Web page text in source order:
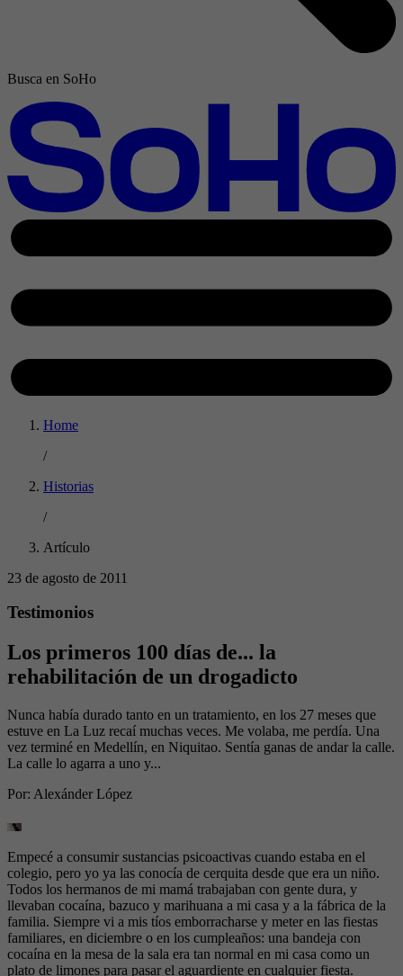
Busca en SoHo
Home
/
Historias
/
Artículo
23 de agosto de 2011
Testimonios
Los primeros 100 días de... la
rehabilitación de un drogadicto
Nunca había durado tanto en un tratamiento, en los 27 meses que
estuve en La Luz recaí muchas veces. Me volaba, me perdía. Una
vez terminé en Medellín, en Niquitao. Sentía ganas de andar la calle.
La calle lo agarra a uno y...
Por: Alexánder López
Empecé a consumir sustancias psicoactivas cuando estaba en el
colegio, pero yo ya las conocía de cerquita desde que era un niño.
Todos los hermanos de mi mamá trabajaban con gente dura, y
llevaban cocaína, bazuco y marihuana a mi casa y a la fábrica de la
familia. Siempre vi a mis tíos emborracharse y meter en las fiestas
familiares, en diciembre o en los cumpleaños: una bandeja con
cocaína en la mesa de la sala era tan normal en mi casa como un
plato de limones para pasar el aguardiente en cualquier fiesta.